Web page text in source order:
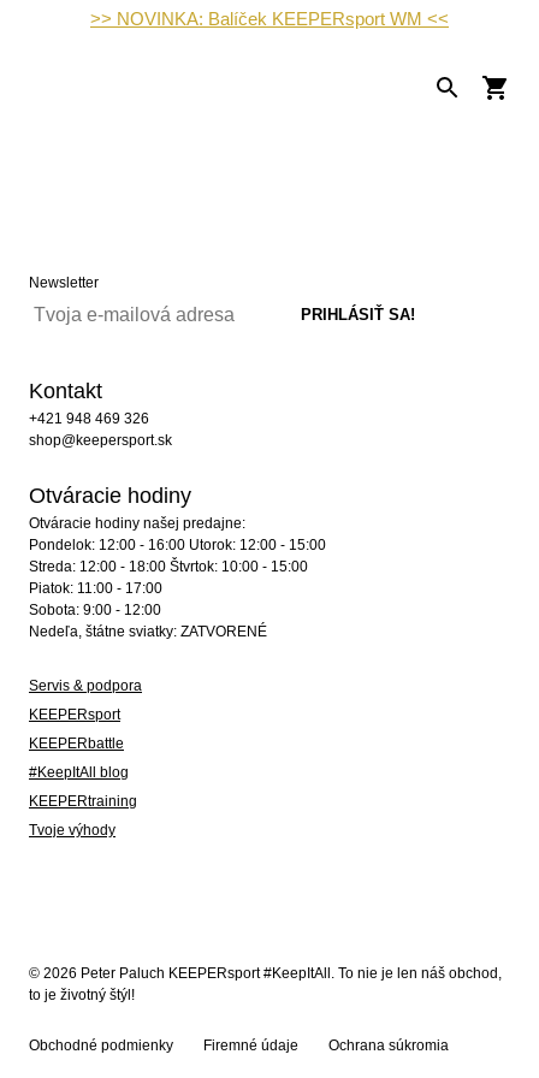
>> NOVINKA: Balíček KEEPERsport WM <<
Newsletter
Kontakt
+421 948 469 326
shop@keepersport.sk
Otváracie hodiny
Otváracie hodiny našej predajne:
Pondelok: 12:00 - 16:00 Utorok: 12:00 - 15:00
Streda: 12:00 - 18:00 Štvrtok: 10:00 - 15:00
Piatok: 11:00 - 17:00
Sobota: 9:00 - 12:00
Nedeľa, štátne sviatky: ZATVORENÉ
Servis & podpora
KEEPERsport
KEEPERbattle
#KeepItAll blog
KEEPERtraining
Tvoje výhody
© 2026 Peter Paluch KEEPERsport #KeepItAll. To nie je len náš obchod,
to je životný štýl!
Obchodné podmienky Firemné údaje Ochrana súkromia